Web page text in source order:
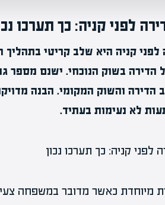
לפני קניה: כך תערכו
לפני קניה היא שלב קריטי
בשוק הנוכחי. ישנם מספר
הדירה והשוק המקומי. הבנה
לא נעימות בעתיד.
מיוחדת כאשר מדובר במשפחה